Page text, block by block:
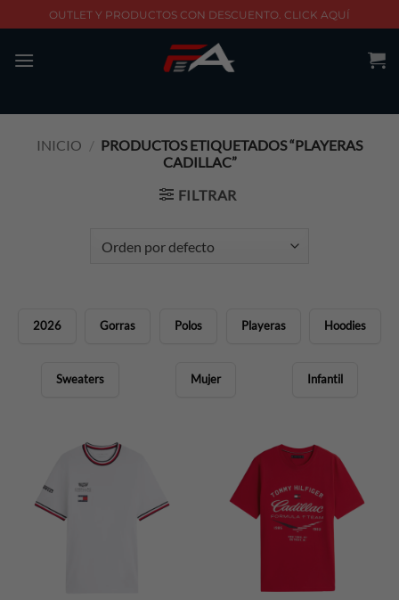
to
content
OUTLET Y PRODUCTOS CON DESCUENTO. CLICK AQUÍ
INICIO / PRODUCTOS ETIQUETADOS “PLAYERAS
CADILLAC”
FILTRAR
2026 Gorras Polos Playeras Hoodies
Sweaters Mujer Infantil